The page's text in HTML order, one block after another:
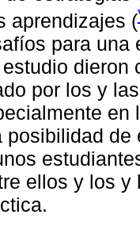
aprendizajes (
para
dieron
por los y
posibilidad
ellos y los